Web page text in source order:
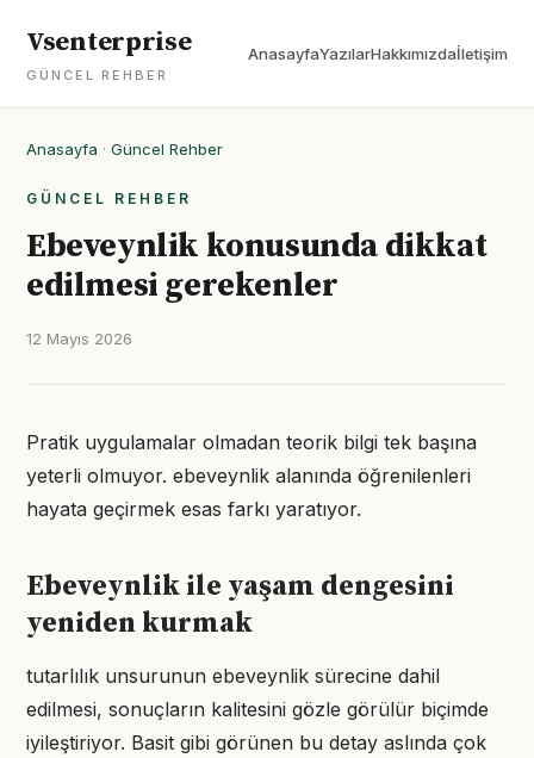
Vsenterprise
GÜNCEL REHBER
AnasayfaYazılarHakkımızdaİletişim
Anasayfa · Güncel Rehber
GÜNCEL REHBER
Ebeveynlik konusunda dikkat
edilmesi gerekenler
12 Mayıs 2026
Pratik uygulamalar olmadan teorik bilgi tek başına
yeterli olmuyor. ebeveynlik alanında öğrenilenleri
hayata geçirmek esas farkı yaratıyor.
Ebeveynlik ile yaşam dengesini
yeniden kurmak
tutarlılık unsurunun ebeveynlik sürecine dahil
edilmesi, sonuçların kalitesini gözle görülür biçimde
iyileştiriyor. Basit gibi görünen bu detay aslında çok